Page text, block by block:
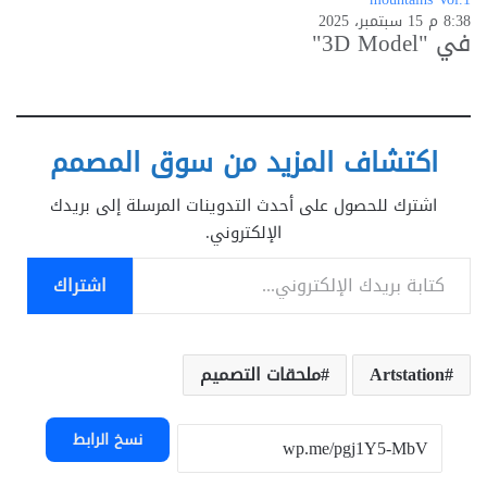
8:38 م 15 سبتمبر، 2025
في "3D Model"
اكتشاف المزيد من سوق المصمم
اشترك للحصول على أحدث التدوينات المرسلة إلى بريدك
الإلكتروني.
كتابة بريدك الإلكتروني...
اشتراك
Artstation ملحقات التصميم
نسخ الرابط